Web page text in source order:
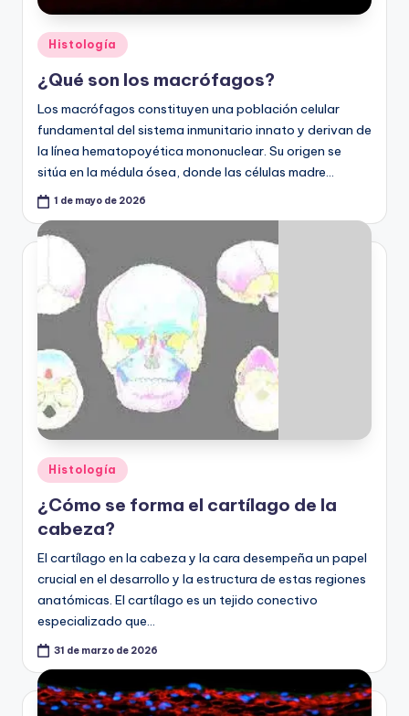
Publicado
en
Histología
¿Qué son los macrófagos?
Los macrófagos constituyen una población celular
fundamental del sistema inmunitario innato y derivan de
la línea hematopoyética mononuclear. Su origen se
sitúa en la médula ósea, donde las células madre…
1 de mayo de 2026
Publicado
en
Histología
¿Cómo se forma el cartílago de la
cabeza?
El cartílago en la cabeza y la cara desempeña un papel
crucial en el desarrollo y la estructura de estas regiones
anatómicas. El cartílago es un tejido conectivo
especializado que…
31 de marzo de 2026